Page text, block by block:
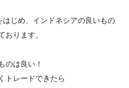
はじめ、インドネシアの良いもの
おります。
のは良い！
トレードできたら